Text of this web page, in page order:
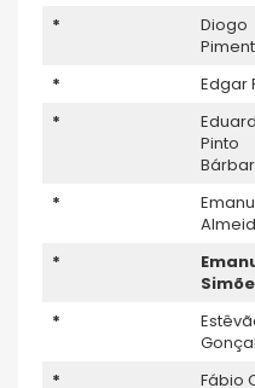
*
Diogo
* Edgar
*
Pinto
*
*
*
* Fábio